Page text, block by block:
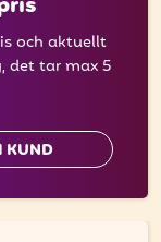
och aktuellt
det tar max 5
KUND